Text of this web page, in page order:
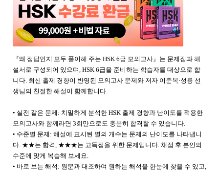
『왜 정답인지 모두 풀이해 주는 HSK 6급 모의고사』는 문제집과 해
설서로 구성되어 있으며, HSK 6급을 준비하는 학습자를 대상으로 합
니다. 최신 출제 경향이 반영된 모의고사 문제와 저자 이준복·성룡 선
생님의 친절한 해설이 함께합니다.
• 실전 같은 문제: 치밀하게 분석한 HSK 출제 경향과 난이도를 적용한
모의고사와 함께라면 3회만으로도 충분히 합격할 수 있습니다.
• 수준별 문제: 해설에 표시된 별의 개수는 문제의 난이도를 나타냅니
다. ★★는 합격, ★★★는 고득점을 위한 문제입니다. 채점 후 본인의
수준에 맞게 복습해 보세요.
• 바로 보는 해석: 원문과 대조하여 원하는 해석을 한눈에 찾을 수 있고,